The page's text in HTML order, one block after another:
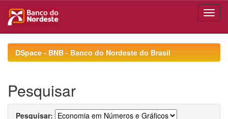
navigationDSpace - BNB - Banco do Nordeste do Brasil
Pesquisar
Pesquisar: